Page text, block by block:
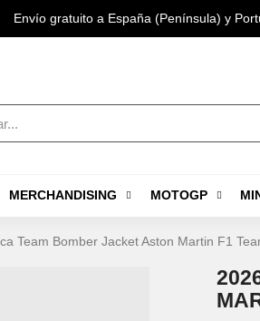
Envío gratuito a España (Península) y
MERCHANDISING MOTOGP
Team Bomber Jacket Aston Martin F1